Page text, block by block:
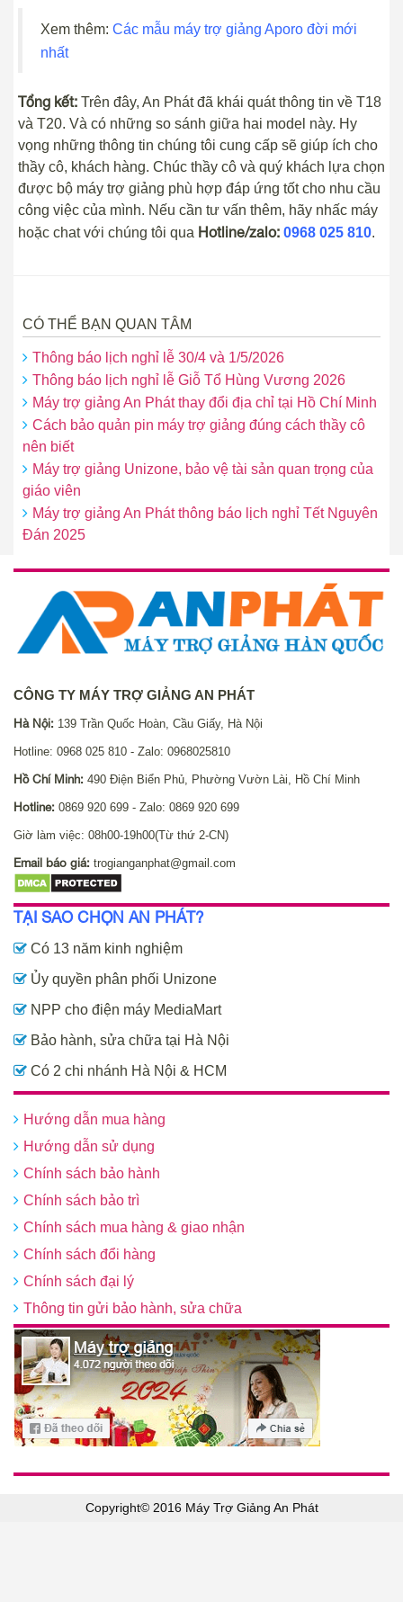
Xem thêm: Các mẫu máy trợ giảng Aporo đời mới
nhất
Tổng kết: Trên đây, An Phát đã khái quát thông tin về T18
và T20. Và có những so sánh giữa hai model này. Hy
vọng những thông tin chúng tôi cung cấp sẽ giúp ích cho
thầy cô, khách hàng. Chúc thầy cô và quý khách lựa chọn
được bộ máy trợ giảng phù hợp đáp ứng tốt cho nhu cầu
công việc của mình. Nếu cần tư vấn thêm, hãy nhấc máy
hoặc chat với chúng tôi qua Hotline/zalo: 0968 025 810.
CÓ THỂ BẠN QUAN TÂM
Thông báo lịch nghỉ lễ 30/4 và 1/5/2026
Thông báo lịch nghỉ lễ Giỗ Tổ Hùng Vương 2026
Máy trợ giảng An Phát thay đổi địa chỉ tại Hồ Chí Minh
Cách bảo quản pin máy trợ giảng đúng cách thầy cô
nên biết
Máy trợ giảng Unizone, bảo vệ tài sản quan trọng của
giáo viên
Máy trợ giảng An Phát thông báo lịch nghỉ Tết Nguyên
Đán 2025
CÔNG TY MÁY TRỢ GIẢNG AN PHÁT
Hà Nội: 139 Trần Quốc Hoàn, Cầu Giấy, Hà Nội
Hotline: 0968 025 810 - Zalo: 0968025810
Hồ Chí Minh: 490 Điện Biển Phủ, Phường Vườn Lài, Hồ Chí Minh
Hotline: 0869 920 699 - Zalo: 0869 920 699
Giờ làm việc: 08h00-19h00(Từ thứ 2-CN)
Email báo giá: trogianganphat@gmail.com
TẠI SAO CHỌN AN PHÁT?
Có 13 năm kinh nghiệm
Ủy quyền phân phối Unizone
NPP cho điện máy MediaMart
Bảo hành, sửa chữa tại Hà Nội
Có 2 chi nhánh Hà Nội & HCM
Hướng dẫn mua hàng
Hướng dẫn sử dụng
Chính sách bảo hành
Chính sách bảo trì
Chính sách mua hàng & giao nhận
Chính sách đổi hàng
Chính sách đại lý
Thông tin gửi bảo hành, sửa chữa
Copyright© 2016 Máy Trợ Giảng An Phát